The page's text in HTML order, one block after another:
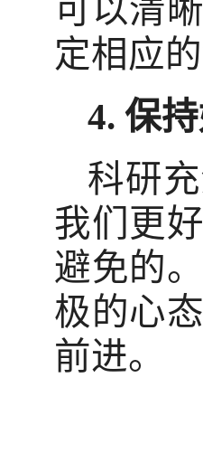
可以清
定相应
4. 保持
科研
我们更
避免的
极的心
前进。